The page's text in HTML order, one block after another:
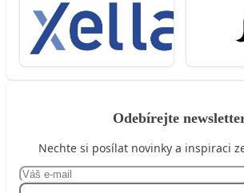
Odebírejte
Nechte si posílat novinky a inspiraci